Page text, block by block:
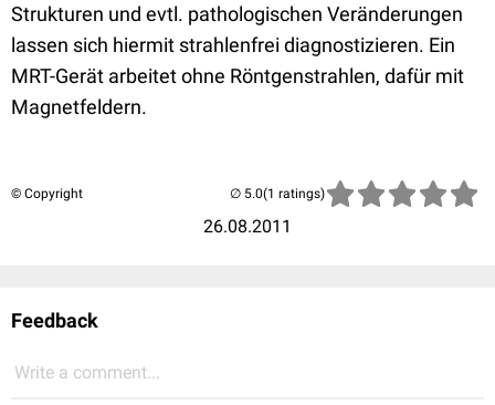
Strukturen und evtl. pathologischen Veränderungen
lassen sich hiermit strahlenfrei diagnostizieren. Ein
MRT-Gerät arbeitet ohne Röntgenstrahlen, dafür mit
Magnetfeldern.
© Copyright
26.08.2011
(1 ratings)
Feedback
Write a comment...